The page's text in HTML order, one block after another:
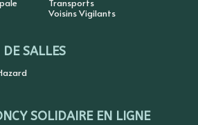
Transports
Voisins Vigilants
DE SALLES
SOLIDAIRE EN LIGNE